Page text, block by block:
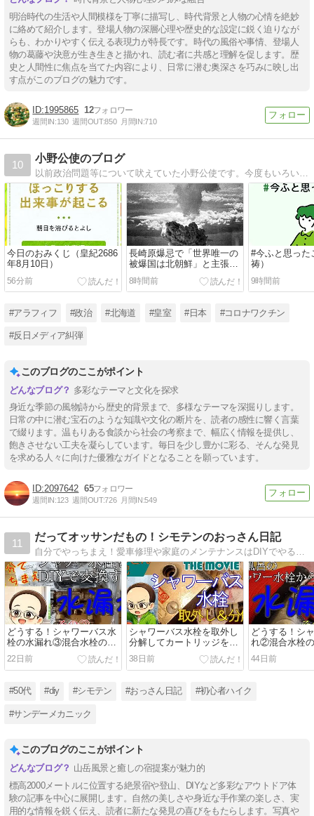
明治時代の生活や人間模様を丁寧に描写し、時代背景と人物の心情を絶妙
に絡めて紹介します。登場人物の深層心理や歴史的な設定に鋭く迫りなが
らも、わかりやすく伝える表現力が特長です。時代の風俗や事情、登場人
物の葛藤や決意が生き生きと描かれ、読む者に共感と理解を促します。歴
史と人間性に焦点を当てた内容により、日常に潜む奥深さを巧みに映し出
す点がこのブログの魅力です。
1995865 12
週間IN:130 週間OUT:850 月間IN:710
10
小野公使のブログ
以前政治問題等について吠えていた小野公使です。今度もいろいろ綴っていくつもりです。
今日のおみくじ（皇紀2686
年8月10日）
56分前
長崎原爆忌で「世界唯一の
被爆国は北朝鮮」と主張す
る男性現る
8時間前
#今ふと思った
祷）
9時間前
#アラフィフ #政治 #北海道 #皇室 #日本 #コロナワクチン
#反日メディア糾弾
このブログのここがポイント
多彩なテーマと文化を探求
身近な季節の風物詩から歴史的背景まで、多様なテーマを深掘りします。
日常の中に潜む宝石のような知識や文化の断片を、読者の感性に響く言葉
で綴ります。温もりある食談から社会の考察まで、幅広く情報を提供し、
飽きさせない工夫を凝らしています。毎日を少し豊かに彩る、そんな発見
を求める人々に向けた優雅なガイドとなることを願っています。
2097642 65
週間IN:123 週間OUT:726 月間IN:549
11
だってオッサンだもの！シモテンのおっさん日記
どうする！シャワーバス水
栓の水漏れ③混合水栓の購
入、取付け:自分でやっちま
えDIY
22日前
シャワーバス水栓を取外し
分解してカートリッジを取
り出す動画：シモテン THE
MOVIE 自分でやっちま
え！
38日前
どうする！シ
れ②混合水栓
分解:自分でや
44日前
#50代 #diy #シモテン #おっさん日記 #初心者ハイク
#サンデーメカニック
このブログのここがポイント
山岳風景と癒しの宿提案が魅力的
標高2000メートルに位置する絶景宿や登山、DIYなど多彩なアウトドア体
験の記事を中心に展開します。自然の美しさや身近な手作業の楽しさ、実
用的な情報を鋭く伝え、読者に新たな発見の喜びをもたらします。写真や